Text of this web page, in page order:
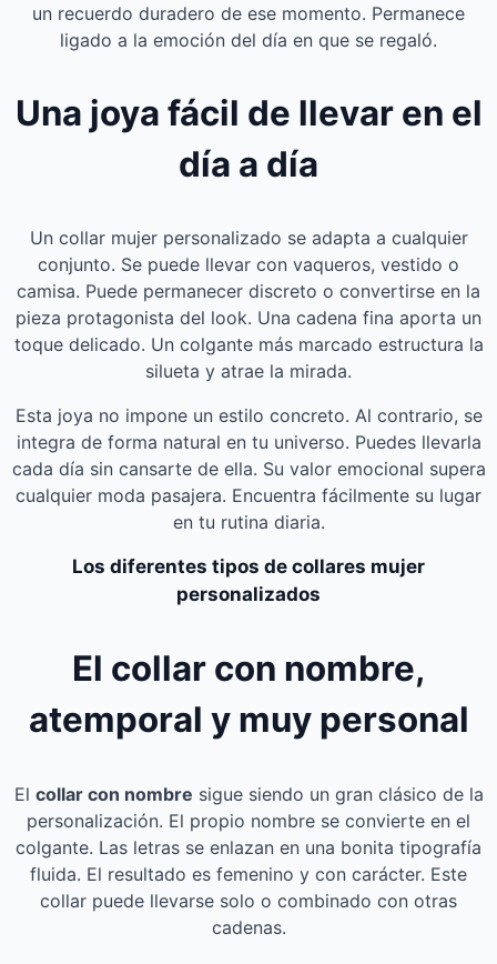
un recuerdo duradero de ese momento. Permanece
ligado a la emoción del día en que se regaló.
Una joya fácil de llevar en el
día a día
Un collar mujer personalizado se adapta a cualquier
conjunto. Se puede llevar con vaqueros, vestido o
camisa. Puede permanecer discreto o convertirse en la
pieza protagonista del look. Una cadena fina aporta un
toque delicado. Un colgante más marcado estructura la
silueta y atrae la mirada.
Esta joya no impone un estilo concreto. Al contrario, se
integra de forma natural en tu universo. Puedes llevarla
cada día sin cansarte de ella. Su valor emocional supera
cualquier moda pasajera. Encuentra fácilmente su lugar
en tu rutina diaria.
Los diferentes tipos de collares mujer
personalizados
El collar con nombre,
atemporal y muy personal
El collar con nombre sigue siendo un gran clásico de la
personalización. El propio nombre se convierte en el
colgante. Las letras se enlazan en una bonita tipografía
fluida. El resultado es femenino y con carácter. Este
collar puede llevarse solo o combinado con otras
cadenas.